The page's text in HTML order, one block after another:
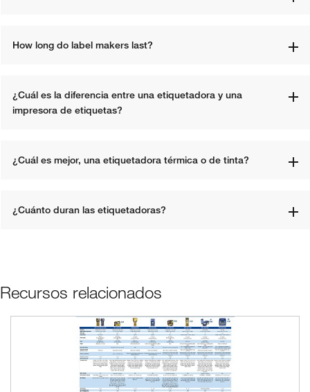
How long do label makers last?
¿Cuál es la diferencia entre una etiquetadora y una
¿Cuánto duran las etiquetadoras?
Recursos relacionados